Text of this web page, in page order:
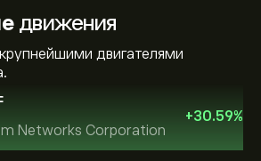
движения
двигателями
Networks Corporation
+30.59%